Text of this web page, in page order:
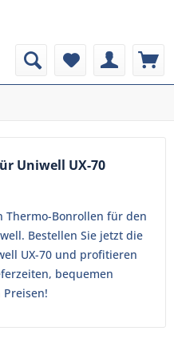
Uniwell UX-70
Thermo-Bonrollen für den
Bestellen Sie jetzt die
UX-70 und profitieren
bequemen